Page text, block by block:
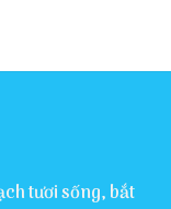
tươi sống, bắt